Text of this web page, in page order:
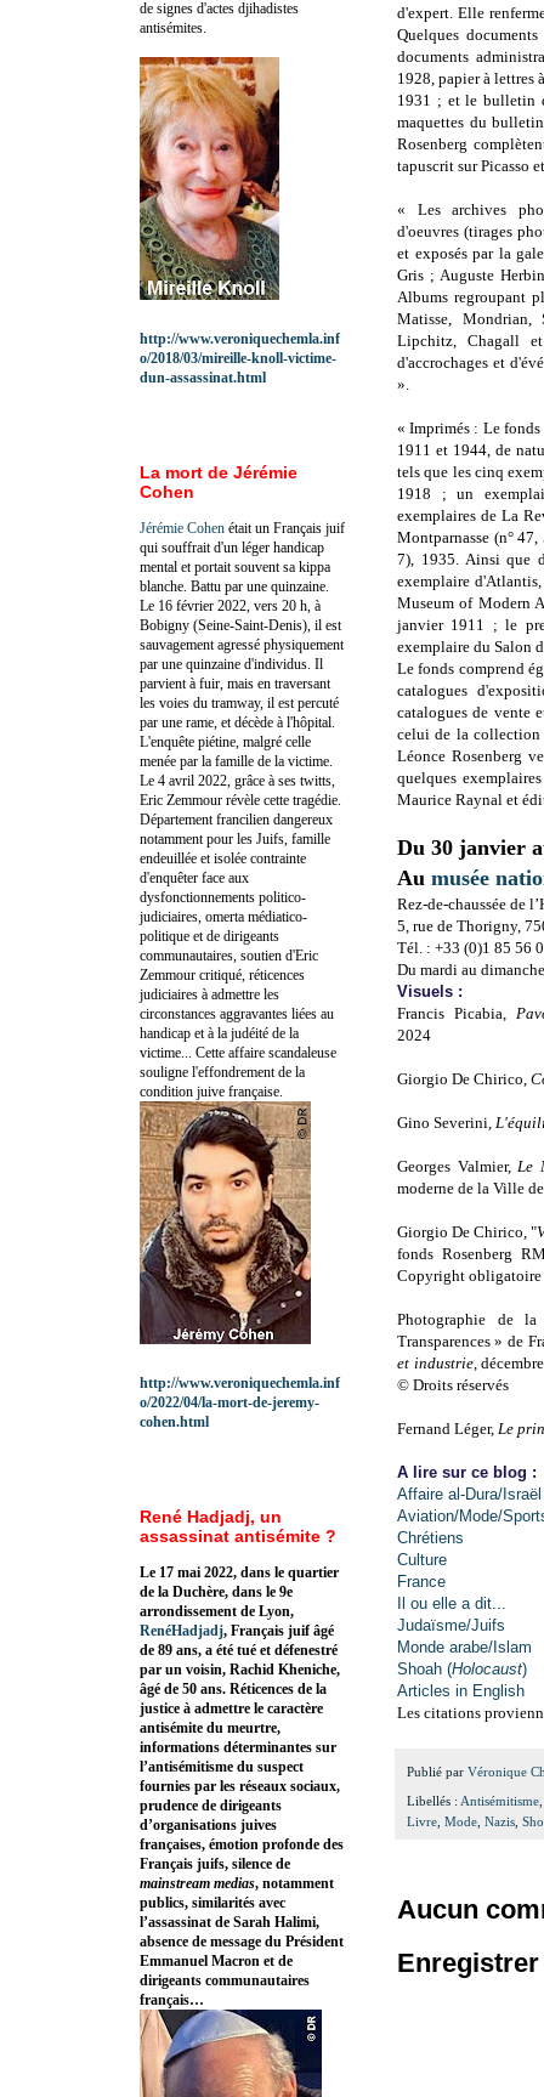
d'expert. Elle
Quelques
documents
1928, papier à lettres
1931 ; et le bulletin
maquettes du
Rosenberg
tapuscrit sur Picasso
« Les archives
d'oeuvres (tirages
et exposés par la
Gris ; Auguste
Albums regroupant
Matisse,
Lipchitz, Chagall
d'accrochages et
».
« Imprimés : Le fonds
1911 et 1944, de
tels que les cinq
1918 ; un
exemplaires de La
Montparnasse (n°
7), 1935. Ainsi que
exemplaire
Museum of Modern
janvier 1911 ; le
exemplaire du Salon
Le fonds comprend
catalogues
catalogues de vente
celui de la collection
Léonce Rosenberg
quelques
Maurice Raynal et
Du 30 janvier
Au musée
Rez-de-chaussée de
5, rue de Thorigny,
Tél. : +33 (0)1 85 56
Du mardi au
Visuels :
Francis Picabia,
2024
Giorgio De Chirico,
Gino Severini,
Georges Valmier,Le
moderne de la Ville
Giorgio De Chirico, "
fonds Rosenberg
Copyright obligatoire
Photographie de
Transparences » de
et industrie,
© Droits réservés
Fernand Léger, Le
A lire sur ce blog :
Affaire al-Dura/Israël
Aviation/Mode/
Chrétiens
Culture
France
Il ou elle a dit...
Judaïsme/Juifs
Monde arabe/Islam
Shoah (Holocaust)
Articles in English
Les citations
Publié par Véronique
Libellés : Antisémitisme
Livre, Mode, Nazis,
Aucun
de signes d'actes djihadistes
antisémites.
http://www.veroniquechemla.inf
o/2018/03/mireille-knoll-victime-
dun-assassinat.html
La mort de Jérémie
Cohen
Jérémie Cohen était un Français juif
qui souffrait d'un léger handicap
mental et portait souvent sa kippa
blanche. Battu par une quinzaine.
Le 16 février 2022, vers 20 h, à
Bobigny (Seine-Saint-Denis), il est
sauvagement agressé physiquement
par une quinzaine d'individus. Il
parvient à fuir, mais en traversant
les voies du tramway, il est percuté
par une rame, et décède à l'hôpital.
L'enquête piétine, malgré celle
menée par la famille de la victime.
Le 4 avril 2022, grâce à ses twitts,
Eric Zemmour révèle cette tragédie.
Département francilien dangereux
notamment pour les Juifs, famille
endeuillée et isolée contrainte
d'enquêter face aux
dysfonctionnements politico-
judiciaires, omerta médiatico-
politique et de dirigeants
communautaires, soutien d'Eric
Zemmour critiqué, réticences
judiciaires à admettre les
circonstances aggravantes liées au
handicap et à la judéité de la
victime... Cette affaire scandaleuse
souligne l'effondrement de la
condition juive française.
http://www.veroniquechemla.inf
o/2022/04/la-mort-de-jeremy-
cohen.html
René Hadjadj, un
assassinat antisémite ?
Le 17 mai 2022, dans le quartier
de la Duchère, dans le 9e
arrondissement de Lyon,
RenéHadjadj, Français juif âgé
de 89 ans, a été tué et défenestré
par un voisin, Rachid Kheniche,
âgé de 50 ans. Réticences de la
justice à admettre le caractère
antisémite du meurtre,
informations déterminantes sur
l’antisémitisme du suspect
fournies par les réseaux sociaux,
prudence de dirigeants
d’organisations juives
françaises, émotion profonde des
Français juifs, silence de
mainstream medias, notamment
publics, similarités avec
l’assassinat de Sarah Halimi,
absence de message du Président
Emmanuel Macron et de
dirigeants communautaires
français…